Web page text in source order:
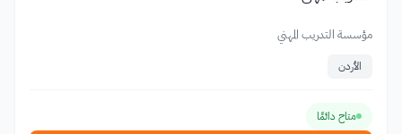
مؤسسة التدريب المهني
الأردن
متاح دائمًا